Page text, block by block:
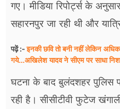
गए। मीडिया रिपोर्ट्स के
सहारनपुर जा रही थी और
पढ़ें :-इनकी छवि तो बनी नहीं लेकिन
गये...अखिलेश यादव ने सीएम पर साधा​
घटना के बाद बुलंदशहर पुलिस
रही है। सीसीटीवी फुटेज